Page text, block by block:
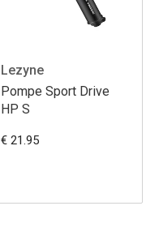
Lezyne
Pompe Sport Drive
HP S
€ 21.95